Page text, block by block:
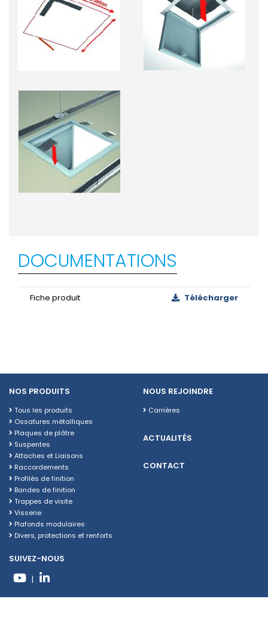
DOCUMENTATIONS
Fiche produit Télécharger
NOS PRODUITS
Tous les produits
Ossatures métalliques
Plaques de plâtre
Suspentes
Attaches et Liaisons
Raccordements
Profilés de finition
Bandes de finition
Trappes de visite
Visserie
Plafonds modulaires
Divers, protections et renforts
NOUS REJOINDRE
Carrières
ACTUALITÉS
CONTACT
SUIVEZ-NOUS
|